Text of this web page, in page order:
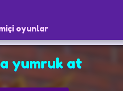
oyunlar
yumruk at